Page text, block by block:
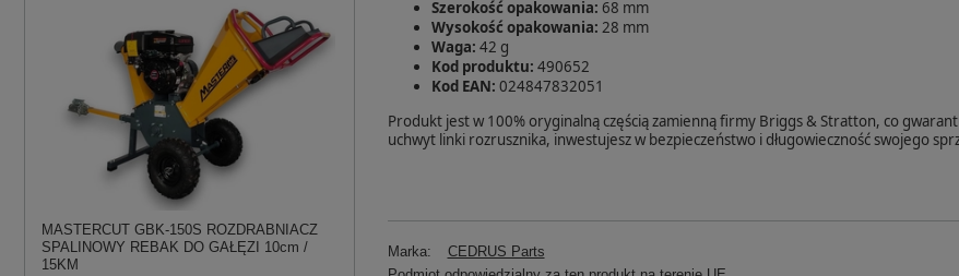
MASTERCUT GBK-150S ROZDRABNIACZ
SPALINOWY REBAK DO GAŁĘZI 10cm /
15KM
Szerokość opakowania: 68 mm
Wysokość opakowania: 28 mm
Waga: 42 g
Kod produktu: 490652
Kod EAN: 024847832051
Produkt jest w 100% oryginalną częścią zamienną firmy Briggs & Stratton, co
uchwyt linki rozrusznika, inwestujesz w bezpieczeństwo i długowieczność swojego
Marka:
CEDRUS Parts